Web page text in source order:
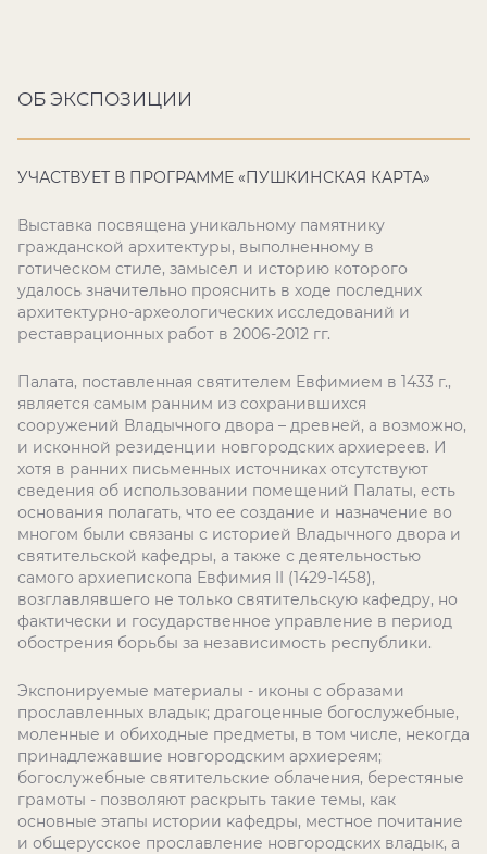
ОБ ЭКСПОЗИЦИИ
УЧАСТВУЕТ В ПРОГРАММЕ «ПУШКИНСКАЯ КАРТА»
Выставка посвящена уникальному памятнику
гражданской архитектуры, выполненному в
готическом стиле, замысел и историю которого
удалось значительно прояснить в ходе последних
архитектурно-археологических исследований и
реставрационных работ в 2006-2012 гг.
Палата, поставленная святителем Евфимием в 1433 г.,
является самым ранним из сохранившихся
сооружений Владычного двора – древней, а возможно,
и исконной резиденции новгородских архиереев. И
хотя в ранних письменных источниках отсутствуют
сведения об использовании помещений Палаты, есть
основания полагать, что ее создание и назначение во
многом были связаны с историей Владычного двора и
святительской кафедры, а также с деятельностью
самого архиепископа Евфимия II (1429-1458),
возглавлявшего не только святительскую кафедру, но
фактически и государственное управление в период
обострения борьбы за независимость республики.
Экспонируемые материалы - иконы с образами
прославленных владык; драгоценные богослужебные,
моленные и обиходные предметы, в том числе, некогда
принадлежавшие новгородским архиереям;
богослужебные святительские облачения, берестяные
грамоты - позволяют раскрыть такие темы, как
основные этапы истории кафедры, местное почитание
и общерусское прославление новгородских владык, а